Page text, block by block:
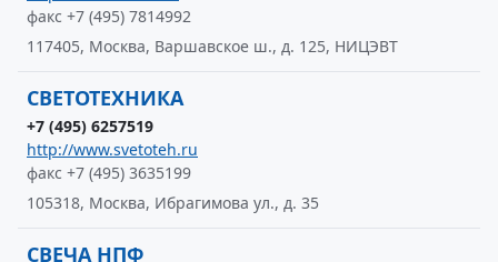
факс +7 (495) 7814992
117405, Москва, Варшавское ш., д. 125, НИЦЭВТ
СВЕТОТЕХНИКА
+7 (495) 6257519
http://www.svetoteh.ru
факс +7 (495) 3635199
105318, Москва, Ибрагимова ул., д. 35
СВЕЧА НПФ